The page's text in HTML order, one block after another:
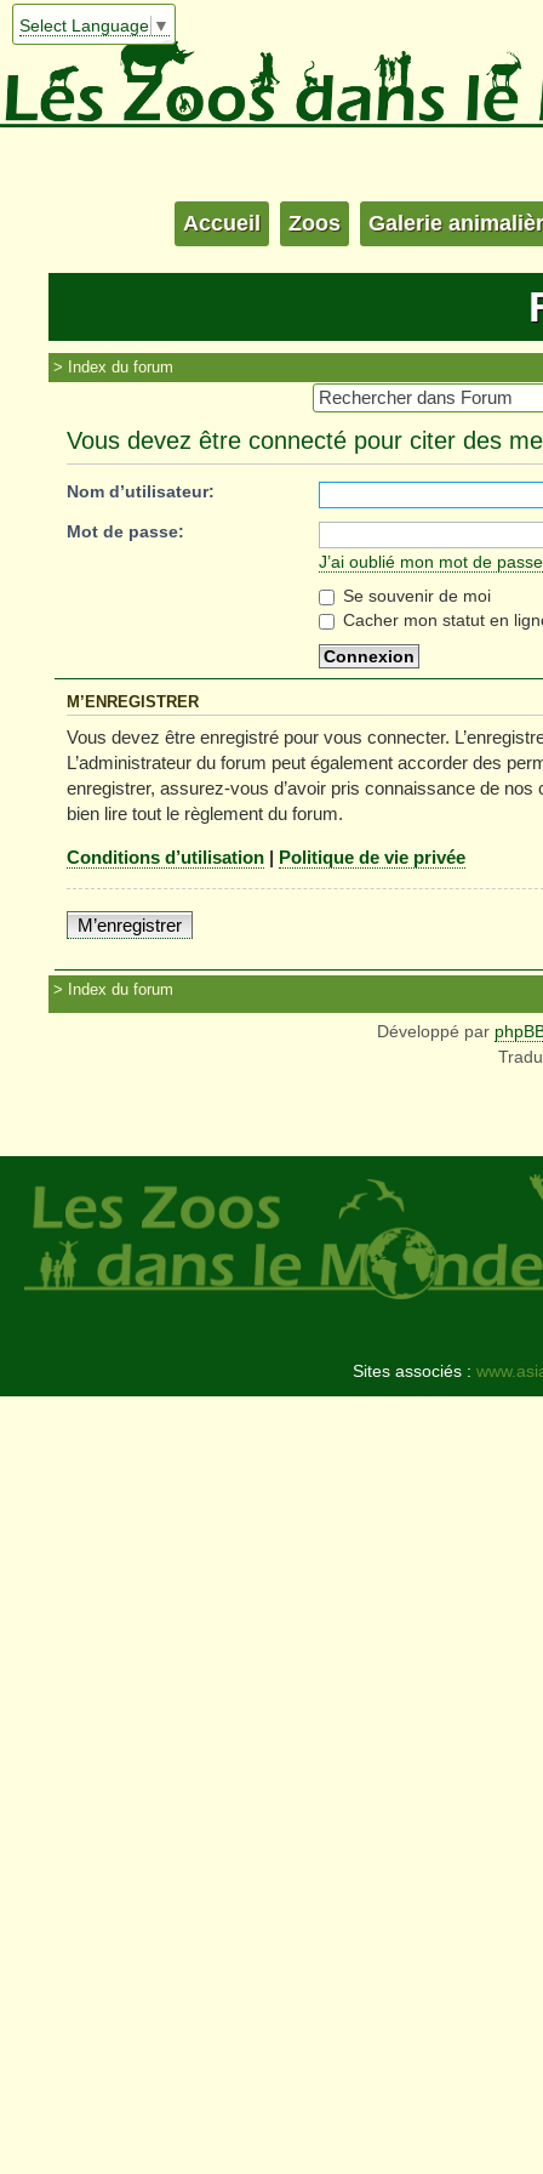
Select Language ▼
Accueil Zoos Galerie
Index du forum
Vous devez être connecté pour citer des
Nom d’utilisateur:
Mot de passe:
J’ai oublié mon mot de passe
Se souvenir de moi
Cacher mon statut en
M’ENREGISTRER
Vous devez être enregistré pour vous connecter.
L’administrateur du forum peut également accorder des
enregistrer, assurez-vous d’avoir pris connaissance de
bien lire tout le règlement du forum.
Conditions d’utilisation | Politique de vie privée
M’enregistrer
Index du forum
Développé par
Sites associés :